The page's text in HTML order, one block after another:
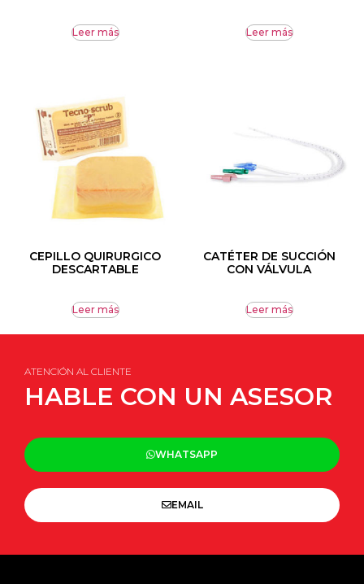
Leer más Leer más
CEPILLO QUIRURGICO
DESCARTABLE
Leer más
CATÉTER DE SUCCIÓN
CON VÁLVULA
Leer más
ATENCIÓN AL CLIENTE
HABLE CON UN ASESOR
WHATSAPP
EMAIL